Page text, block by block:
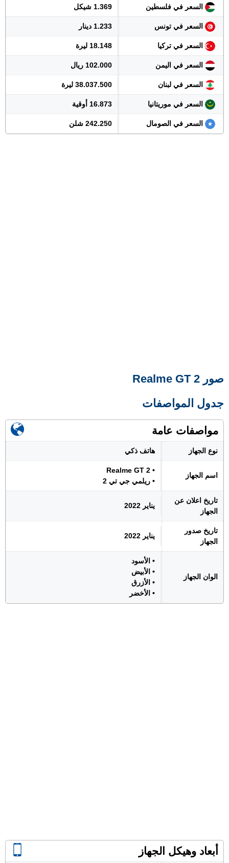
السعر في فلسطين 1.369 شيكل
السعر في تونس 1.233 دينار
السعر في تركيا 18.148 ليرة
السعر في اليمن 102.000 ريال
السعر في لبنان 38.037.500 ليرة
السعر في موريتانيا 16.873 أوقية
السعر في الصومال 242.250 شلن
صور Realme GT 2
جدول المواصفات
مواصفات عامة
نوع الجهاز هاتف ذكي
اسم الجهاز
• Realme GT 2
• ريلمي جي تي 2
تاريخ اعلان عن
الجهاز
يناير 2022
تاريخ صدور
الجهاز
يناير 2022
الوان الجهاز
• الأسود
• الأبيض
• الأزرق
• الأخضر
أبعاد وهيكل الجهاز